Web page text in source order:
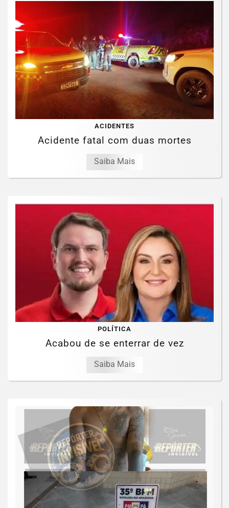
ACIDENTES
Acidente fatal com duas mortes
Saiba Mais
POLÍTICA
Acabou de se enterrar de vez
Saiba Mais